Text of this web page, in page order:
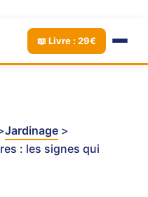
📖 Livre : 29€
Jardinage
: les signes qui